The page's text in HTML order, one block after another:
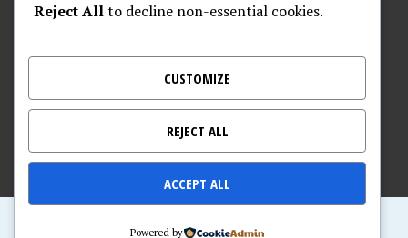
Plivački klub “Posejdon”
Nalješkovićeva 17, Zagreb
Kontakt za veterane – 095 905 9720
Home of Posejdon
Reject Allto decline non-essential cookies.
CUSTOMIZE
REJECT ALL
ACCEPT ALL
Powered by